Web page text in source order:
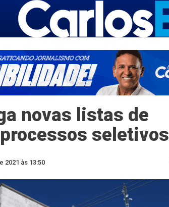
novas listas de
seletivos
2021 às 13:50